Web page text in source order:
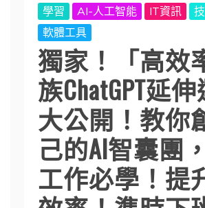
學習 AI-人工智能 IT資訊
軟體工具
獨家！「高效
族ChatGPT延
大公開！教你
己的AI智囊團
工作必學！提